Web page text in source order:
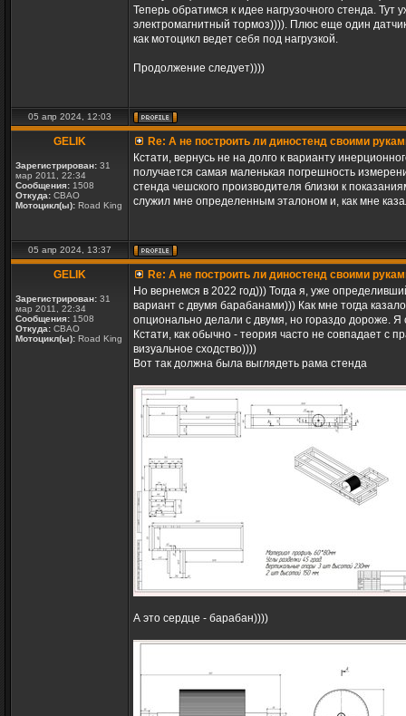
Теперь обратимся к идее нагрузочного стенда.
электромагнитный тормоз)))). Плюс еще один
как мотоцикл ведет себя под нагрузкой.
Продолжение следует))))
05 апр 2024, 12:03
GELIK
Зарегистрирован: 31
мар 2011, 22:34
Сообщения: 1508
Откуда: СВАО
Мотоцикл(ы): Road King
Re: А не построить ли диностенд своими
Кстати, вернусь не на долго к варианту
получается самая маленькая погрешность
стенда чешского производителя близки к
служил мне определенным эталоном и, как мне
05 апр 2024, 13:37
GELIK
Зарегистрирован: 31
мар 2011, 22:34
Сообщения: 1508
Откуда: СВАО
Мотоцикл(ы): Road King
Re: А не построить ли диностенд своими
Но вернемся в 2022 год))) Тогда я, уже
вариант с двумя барабанами))) Как мне тогда
опционально делали с двумя, но гораздо дороже.
Кстати, как обычно - теория часто не совпадает с
визуальное сходство))))
Вот так должна была выглядеть рама стенда
А это сердце - барабан))))